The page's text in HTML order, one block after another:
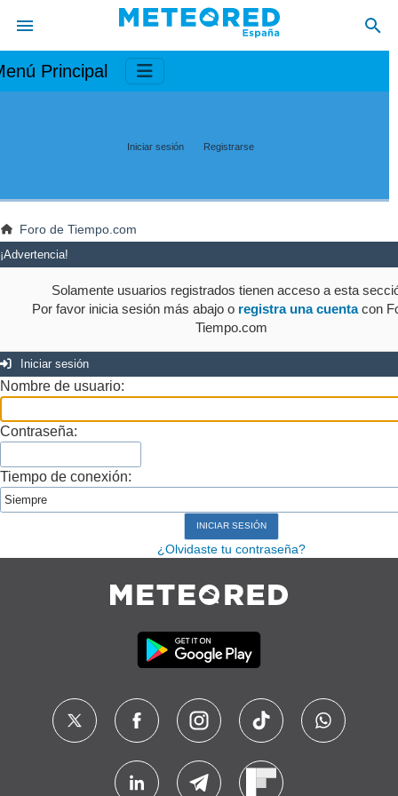
Principal
Iniciar sesión Registrarse
Foro de Tiempo.com
¡Advertencia!
Solamente usuarios registrados tienen acceso a esta
Por favor inicia sesión más abajo o registra una cuentacon
Tiempo.com
Iniciar sesión
Nombre de usuario:
Contraseña:
Tiempo de conexión:
¿Olvidaste tu contraseña?